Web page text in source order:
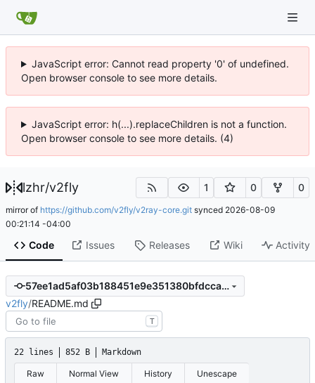
JavaScript error: Cannot read property '0' of undefined.
Open browser console to see more details.
JavaScript error: h(...).replaceChildren is not a function.
Open browser console to see more details. (4)
lzhr/v2fly 1 0 0
mirror of https://github.com/v2fly/v2ray-core.git synced 2026-08-09
00:21:14 -04:00
Code Issues Releases Wiki Activity
57ee1ad5af03b188451e9e351380bfdcca5c0584
v2fly/README.md
T
22 lines 852 B Markdown
Raw Normal View History Unescape